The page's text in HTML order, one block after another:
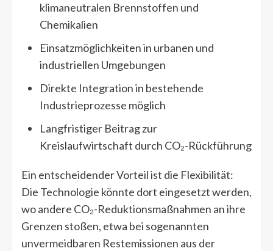
klimaneutralen Brennstoffen und
Chemikalien
Einsatzmöglichkeiten in urbanen und
industriellen Umgebungen
Direkte Integration in bestehende
Industrieprozesse möglich
Langfristiger Beitrag zur
Kreislaufwirtschaft durch CO₂-Rückführung
Ein entscheidender Vorteil ist die Flexibilität:
Die Technologie könnte dort eingesetzt werden,
wo andere CO₂-Reduktionsmaßnahmen an ihre
Grenzen stoßen, etwa bei sogenannten
unvermeidbaren Restemissionen aus der